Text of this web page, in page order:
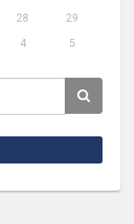
28
29
4 5